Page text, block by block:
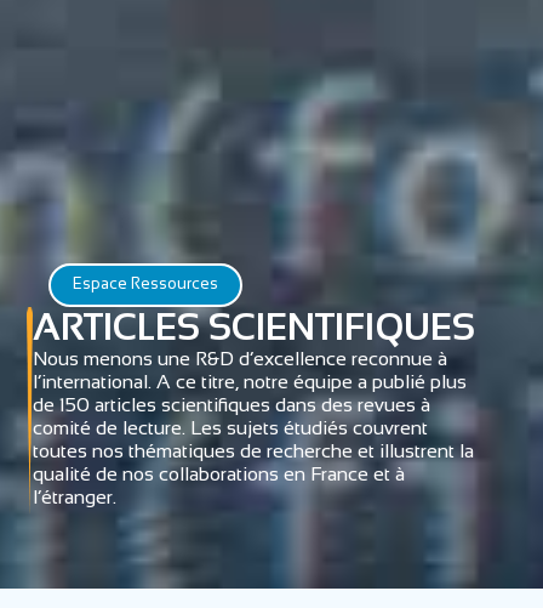
Espace Ressources
ARTICLES SCIENTIFIQUES
Nous menons une R&D d’excellence reconnue à
l’international. A ce titre, notre équipe a publié plus
de 150 articles scientifiques dans des revues à
comité de lecture. Les sujets étudiés couvrent
toutes nos thématiques de recherche et illustrent la
qualité de nos collaborations en France et à
l’étranger.